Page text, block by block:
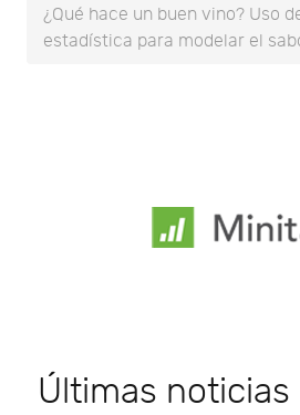
¿Qué hace un buen vino? Uso
estadística para modelar el
Últimas noticias